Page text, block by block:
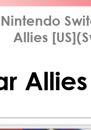
Nintendo
Allies